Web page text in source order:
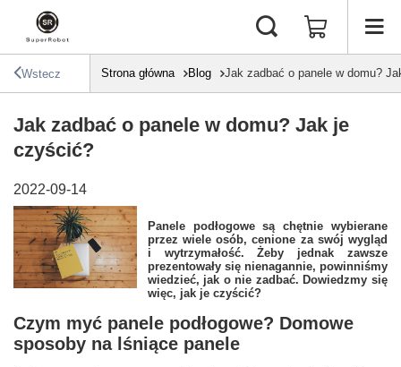
Wstecz Strona główna Blog Jak zadbać o panele w domu?
Jak zadbać o panele w domu? Jak je
czyścić?
2022-09-14
Panele podłogowe są chętnie wybierane
przez wiele osób, cenione za swój wygląd
i wytrzymałość. Żeby jednak zawsze
prezentowały się nienagannie, powinniśmy
wiedzieć, jak o nie zadbać. Dowiedzmy się
więc, jak je czyścić?
Czym myć panele podłogowe? Domowe
sposoby na lśniące panele